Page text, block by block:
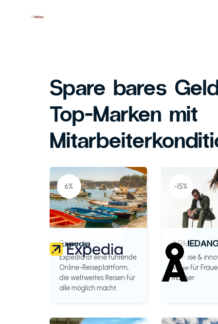
Spare bares
Top-Marken mit
6%
Expedia
Expedia ist eine führende
Online-Reiseplattform,
die weltweites Reisen für
alle möglich macht.
-15%
Zeitlose &
Mode für
Männer.